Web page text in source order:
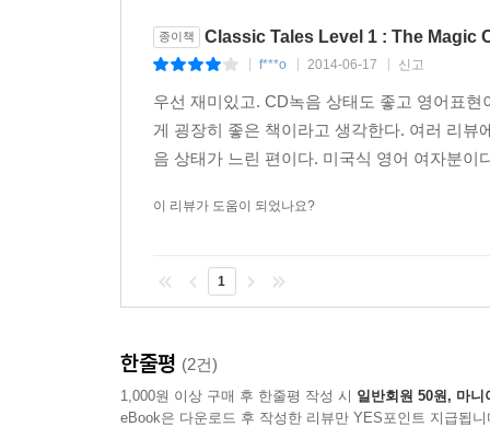
종이책 Classic Tales Level 1 : The Magic
f***o 2014-06-17 신고
우선 재미있고. CD녹음 상태도 좋고 영어표
게 굉장히 좋은 책이라고 생각한다. 여러 리뷰
음 상태가 느린 편이다. 미국식 영어 여자분이
이 리뷰가 도움이 되었나요?
1
한줄평 (2건)
1,000원 이상 구매 후 한줄평 작성 시 일반회원 50원, 마니
eBook은 다운로드 후 작성한 리뷰만 YES포인트 지급됩니